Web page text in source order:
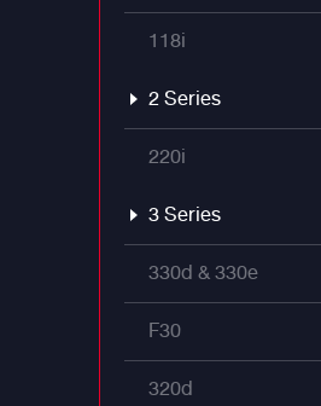
118i
2 Series
220i
3 Series
330d & 330e
F30
320d